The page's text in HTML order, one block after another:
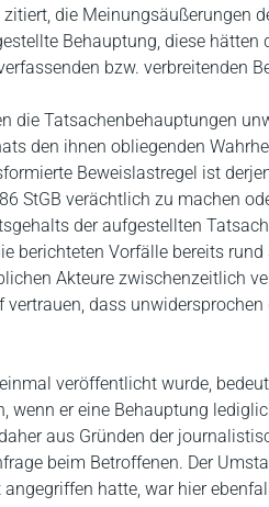
die Meinungsäußerungen
Behauptung, diese hätten
bzw. verbreitenden
die Tatsachenbehauptungen
den ihnen obliegenden
Beweislastregel ist
StGB verächtlich zu machen
der aufgestellten
berichteten Vorfälle bereits
Akteure zwischenzeitlich
dass
veröffentlicht wurde,
er eine Behauptung
aus Gründen der
beim Betroffenen. Der
hatte, war hier